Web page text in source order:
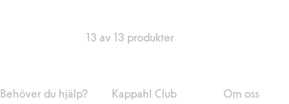
13 av 13 produkter
Behöver du hjälp? Kappahl Club Om oss